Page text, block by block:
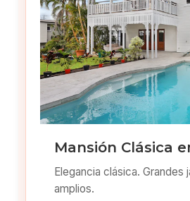
Mansión Clásica
Elegancia clásica. Grandes
amplios.